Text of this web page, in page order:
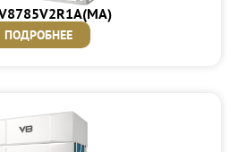
ПОДРОБНЕЕ